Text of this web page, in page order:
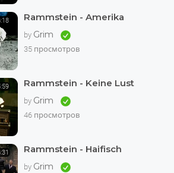
Rammstein - Amerika
by Grim
35 просмотров
Rammstein - Keine Lust
by Grim
46 просмотров
Rammstein - Haifisch
by Grim